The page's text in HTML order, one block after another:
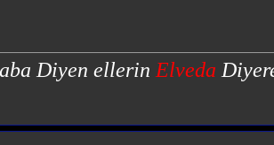
Diyen ellerinElveda